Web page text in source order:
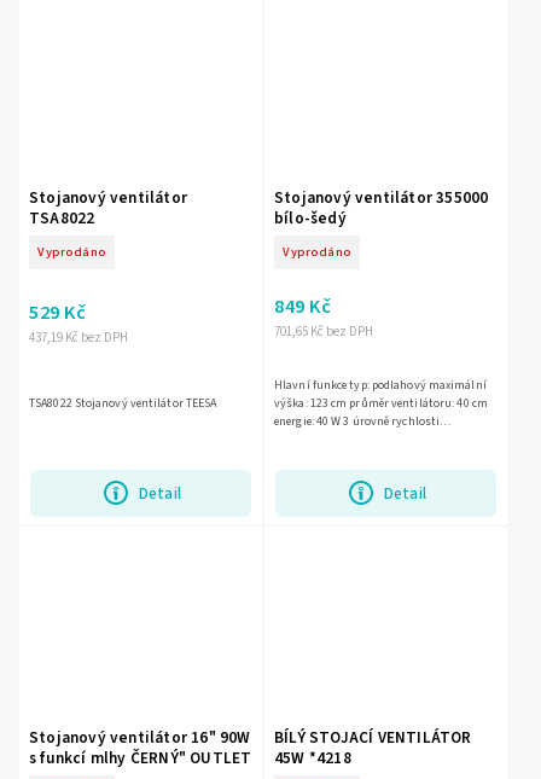
Stojanový ventilátor
TSA8022
Vyprodáno
437,19 Kč bez DPH
529 Kč
Detail
TSA8022 Stojanový ventilátor TEESA
Stojanový ventilátor 355000
bílo-šedý
Vyprodáno
701,65 Kč bez DPH
849 Kč
Detail
Hlavní funkce typ: podlahový maximální
výška: 123 cm průměr ventilátoru: 40 cm
energie: 40 W 3 úrovně rychlosti
Stojanový ventilátor 16" 90W
s funkcí mlhy ČERNÝ" OUTLET
BÍLÝ STOJACÍ VENTILÁTOR
45W *4218